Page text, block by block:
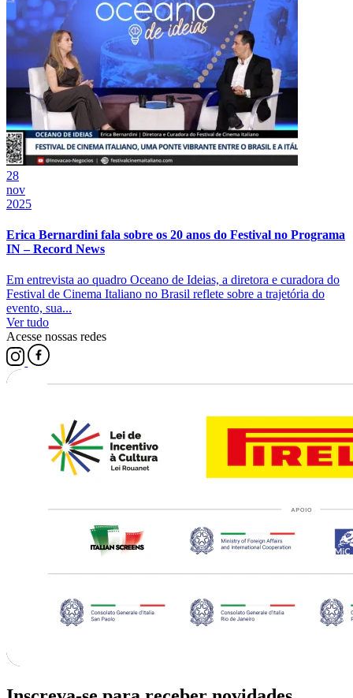
28
nov
2025
Erica Bernardini fala sobre os 20 anos do Festival no Programa
IN – Record News
Em entrevista ao quadro Oceano de Ideias, a diretora e curadora do
Festival de Cinema Italiano no Brasil reflete sobre a trajetória do
evento, sua...
Ver tudo
Acesse nossas redes